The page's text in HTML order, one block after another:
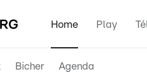
Home Play
Bicher Agenda